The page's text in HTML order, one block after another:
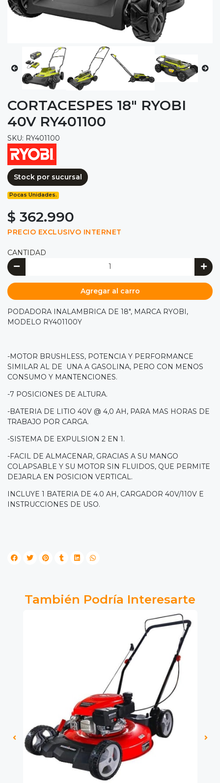
CORTACESPES 18" RYOBI
40V RY401100
SKU: RY401100
Stock por sucursal
Pocas Unidades.
$ 362.990
PRECIO EXCLUSIVO INTERNET
CANTIDAD
Agregar al carro
PODADORA INALAMBRICA DE 18", MARCA RYOBI,
MODELO RY401100Y
-MOTOR BRUSHLESS, POTENCIA Y PERFORMANCE
SIMILAR AL DE UNA A GASOLINA, PERO CON MENOS
CONSUMO Y MANTENCIONES.
-7 POSICIONES DE ALTURA.
-BATERIA DE LITIO 40V @ 4,0 AH, PARA MAS HORAS DE
TRABAJO POR CARGA.
-SISTEMA DE EXPULSION 2 EN 1.
-FACIL DE ALMACENAR, GRACIAS A SU MANGO
COLAPSABLE Y SU MOTOR SIN FLUIDOS, QUE PERMITE
DEJARLA EN POSICION VERTICAL.
INCLUYE 1 BATERIA DE 4.0 AH, CARGADOR 40V/110V E
INSTRUCCIONES DE USO.
También Podría Interesarte